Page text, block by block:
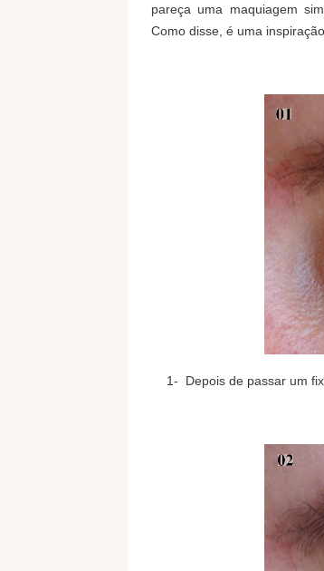
pareça uma maquiagem
Como disse, é uma
1- Depois de passar um